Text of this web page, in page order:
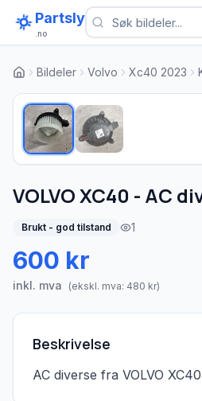
Partsly
.no
Bildeler Volvo Xc40 2023
VOLVO XC40 - AC
Brukt - god tilstand 1
600 kr
inkl. mva (ekskl. mva: 480 kr)
Beskrivelse
AC diverse fra VOLVO